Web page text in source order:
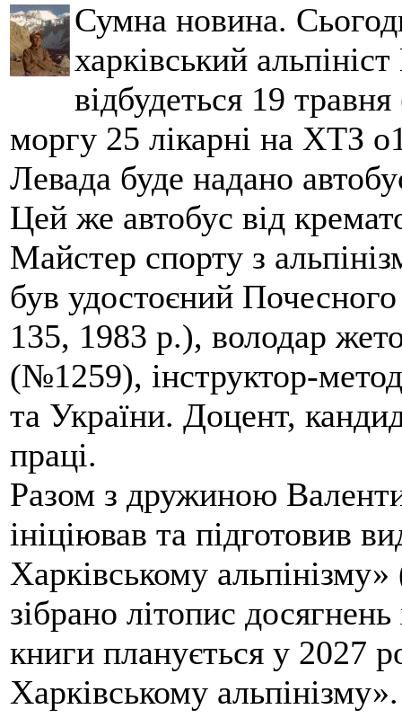
Сумна новина.
харківський
відбудеться 19
моргу 25 лікарні на ХТЗ
Левада буде надано
Цей же автобус від
Майстер спорту з
був удостоєний
135, 1983 р.), володар
(№1259), інструктор-
та України. Доцент,
праці.
Разом з дружиною
ініціював та підготовив
Харківському
зібрано літопис
книги планується у 2027
Харківському альпінізму».